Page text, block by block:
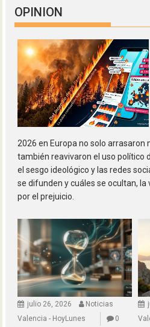
OPINION
2026 en Europa no solo arrasaron
también reavivaron el uso político
el sesgo ideológico y las redes
se difunden y cuáles se ocultan,
por el prejuicio.
julio 26, 2026
Noticias
Valencia - HoyLunes
0